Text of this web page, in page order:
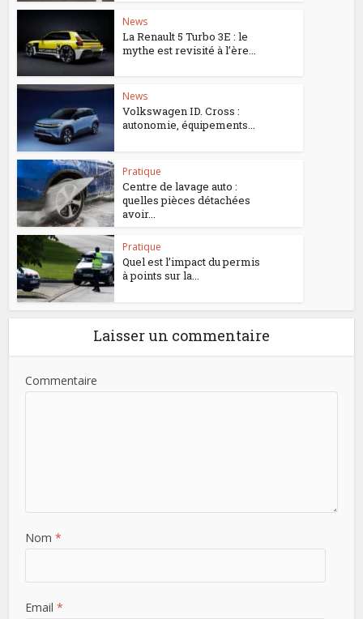
News
La Renault 5 Turbo 3E : le
mythe est revisité à l’ère...
News
Volkswagen ID. Cross :
autonomie, équipements...
Pratique
Centre de lavage auto :
quelles pièces détachées
avoir...
Pratique
Quel est l’impact du permis
à points sur la...
Laisser un commentaire
Commentaire
Nom*
Email*